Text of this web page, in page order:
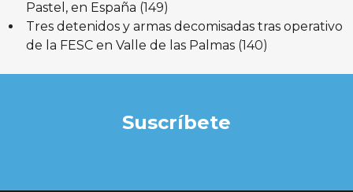
Pastel, en España (149)
Tres detenidos y armas decomisadas tras operativo
de la FESC en Valle de las Palmas (140)
Suscríbete